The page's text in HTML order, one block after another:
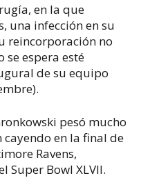
en la que
una infección en su
reincorporación no
se espera esté
de su equipo
pesó mucho
en la final de
Ravens,
Super Bowl XLVII.